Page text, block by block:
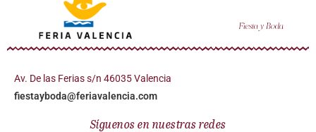
Av. De las Ferias s/n 46035 Valencia
fiestayboda@feriavalencia.com
Síguenos en nuestras redes